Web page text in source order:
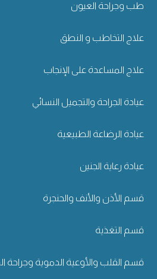
طب وجراحة العيون
علاج التخاطب و النطق
علاج المساعدة على الإنجاب
عيادة الجراحة والتجميل النسائي
عيادة الرضاعة الطبيعية
عيادة رعاية الجنين
قسم الأذن والأنف والحنجرة
قسم التغذية
قسم القلب والأوعية الدموية وجراحة